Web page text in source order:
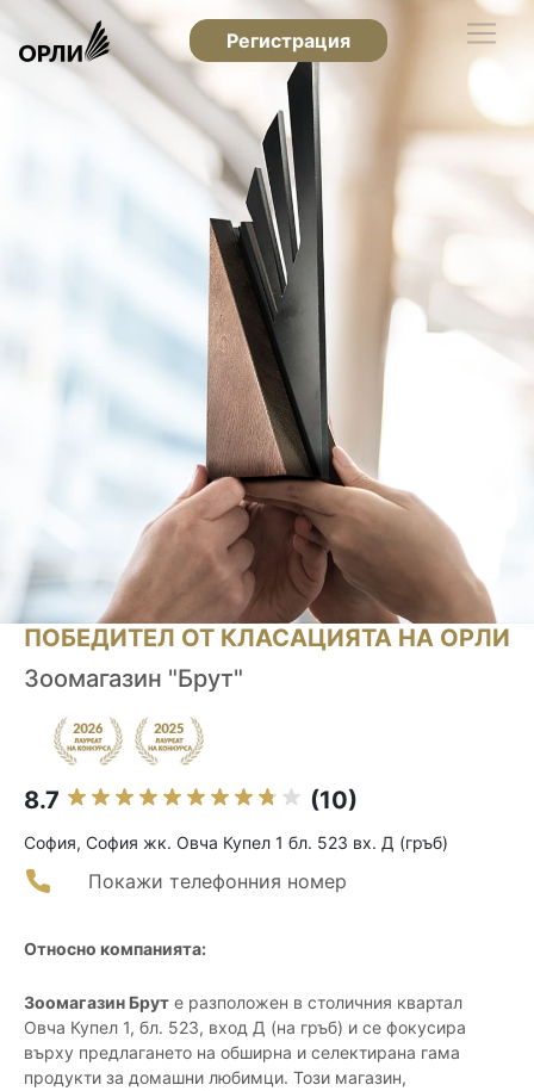
Регистрация
ПОБЕДИТЕЛ ОТ КЛАСАЦИЯТА НА ОРЛИ
Зоомагазин "Брут"
8.7 (10)
София, София жк. Овча Купел 1 бл. 523 вх. Д (гръб)
Покажи телефонния номер
Относно компанията:
Зоомагазин Брут е разположен в столичния квартал
Овча Купел 1, бл. 523, вход Д (на гръб) и се фокусира
върху предлагането на обширна и селектирана гама
продукти за домашни любимци. Този магазин,